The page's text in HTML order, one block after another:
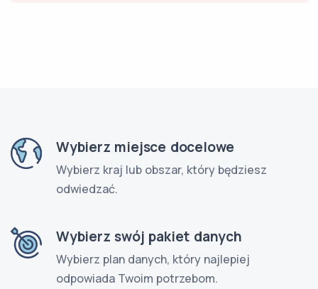
Wybierz miejsce docelowe
Wybierz kraj lub obszar, który będziesz
odwiedzać.
Wybierz swój pakiet danych
Wybierz plan danych, który najlepiej
odpowiada Twoim potrzebom.